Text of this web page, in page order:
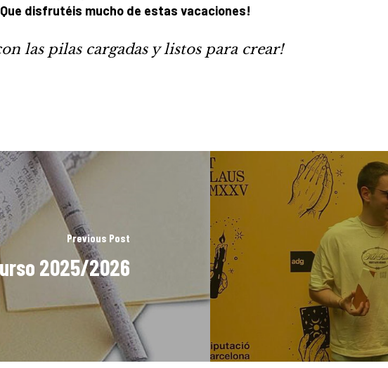
disfrutéis mucho de estas vacaciones!
las pilas cargadas y listos para crear!
Previous Post
2025/2026